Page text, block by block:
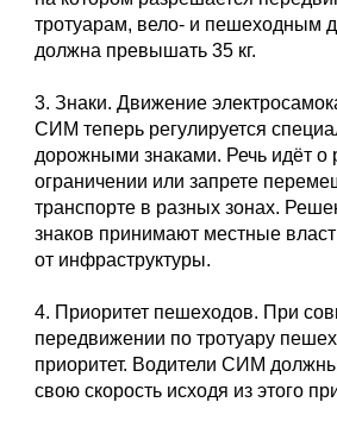
тротуарам, вело- и пешеходным
должна превышать 35 кг.
3. Знаки. Движение
СИМ теперь регулируется
дорожными знаками. Речь идёт о
ограничении или запрете
транспорте в разных зонах.
знаков принимают местные
от инфраструктуры.
4. Приоритет пешеходов. При
передвижении по тротуару
приоритет. Водители СИМ
свою скорость исходя из этого